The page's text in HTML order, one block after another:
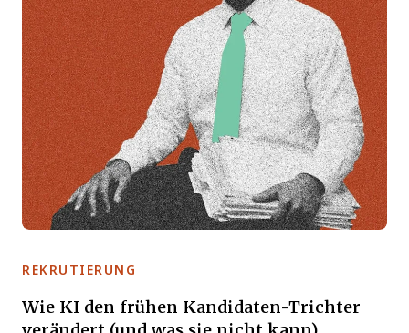
REKRUTIERUNG
Wie KI den frühen Kandidaten-Trichter